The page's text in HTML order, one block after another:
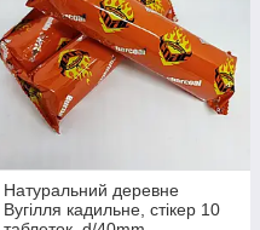
Натуральний деревне
Вугілля кадильне, стікер 10